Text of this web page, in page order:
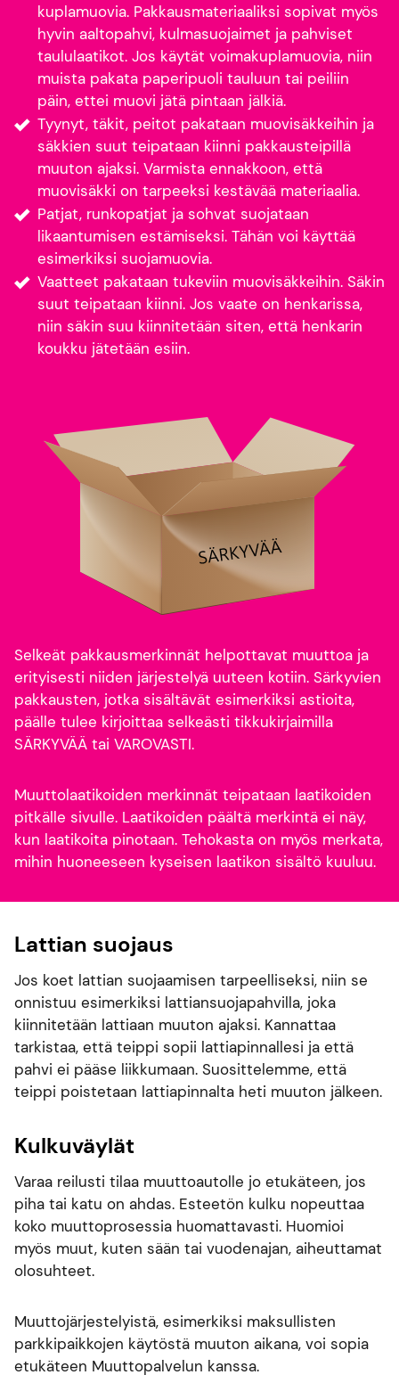
kuplamuovia. Pakkausmateriaaliksi sopivat myös
hyvin aaltopahvi, kulmasuojaimet ja pahviset
taululaatikot. Jos käytät voimakuplamuovia, niin
muista pakata paperipuoli tauluun tai peiliin
päin, ettei muovi jätä pintaan jälkiä.
Tyynyt, täkit, peitot pakataan muovisäkkeihin ja
säkkien suut teipataan kiinni pakkausteipillä
muuton ajaksi. Varmista ennakkoon, että
muovisäkki on tarpeeksi kestävää materiaalia.
Patjat, runkopatjat ja sohvat suojataan
likaantumisen estämiseksi. Tähän voi käyttää
esimerkiksi suojamuovia.
Vaatteet pakataan tukeviin muovisäkkeihin. Säkin
suut teipataan kiinni. Jos vaate on henkarissa,
niin säkin suu kiinnitetään siten, että henkarin
koukku jätetään esiin.
Selkeät pakkausmerkinnät helpottavat muuttoa ja
erityisesti niiden järjestelyä uuteen kotiin. Särkyvien
pakkausten, jotka sisältävät esimerkiksi astioita,
päälle tulee kirjoittaa selkeästi tikkukirjaimilla
SÄRKYVÄÄ tai VAROVASTI.
Muuttolaatikoiden merkinnät teipataan laatikoiden
pitkälle sivulle. Laatikoiden päältä merkintä ei näy,
kun laatikoita pinotaan. Tehokasta on myös merkata,
mihin huoneeseen kyseisen laatikon sisältö kuuluu.
Lattian suojaus
Jos koet lattian suojaamisen tarpeelliseksi, niin se
onnistuu esimerkiksi lattiansuojapahvilla, joka
kiinnitetään lattiaan muuton ajaksi. Kannattaa
tarkistaa, että teippi sopii lattiapinnallesi ja että
pahvi ei pääse liikkumaan. Suosittelemme, että
teippi poistetaan lattiapinnalta heti muuton jälkeen.
Kulkuväylät
Varaa reilusti tilaa muuttoautolle jo etukäteen, jos
piha tai katu on ahdas. Esteetön kulku nopeuttaa
koko muuttoprosessia huomattavasti. Huomioi
myös muut, kuten sään tai vuodenajan, aiheuttamat
olosuhteet.
Muuttojärjestelyistä, esimerkiksi maksullisten
parkkipaikkojen käytöstä muuton aikana, voi sopia
etukäteen Muuttopalvelun kanssa.